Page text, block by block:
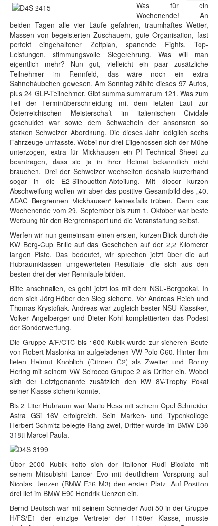
Was für ein
Wochenende! An
beiden Tagen alle vier Läufe gefahren, traumhaftes Wetter,
Massen von begeisterten Zuschauern, gute Organisation, fast
perfekt eingehaltener Zeitplan, spanende Fights, Top-
Leistungen, stimmungsvolle Siegerehrung. Was will man
eigentlich mehr? Nun gut, vielleicht ein paar zusätzliche
Teilnehmer im Rennfeld, das wäre noch ein extra
Sahnehäubchen gewesen. Am Sonntag zählte dieses 97 Autos,
plus 24 GLP-Teilnehmer. Gibt summa summarum 121. Was zum
Teil der Terminüberschneidung mit dem letzten Lauf zur
Österreichischen Meisterschaft im italienischen Cividale
geschuldet war sowie dem Schwächeln der ansonsten so
starken Schweizer Abordnung. Die dieses Jahr lediglich sechs
Fahrzeuge umfasste. Wobei nur drei Eilgenossen sich der Mühe
unterzogen, extra für Mickhausen ein Pf Technical Sheet zu
beantragen, dass sie ja in ihrer Heimat bekanntlich nicht
brauchen. Drei der Schweizer wechselten deshalb kurzerhand
sogar in die E2-Silhouetten-Abteilung. Mit dieser kurzen
Abschweifung wollen wir aber das positive Gesamtbild des „40.
ADAC Bergrennen Mickhausen“ keinesfalls trüben. Denn das
Wochenende vom 29. September bis zum 1. Oktober war beste
Werbung für den Bergrennsport und die Veranstaltung selbst.
Werfen wir nun gemeinsam einen ersten, kurzen Blick durch die
KW Berg-Cup Brille auf das Geschehen auf der 2,2 Kilometer
langen Piste. Das bedeutet, wir sprechen jetzt über die auf
Hubraumklassen umgewerteten Resultate, die sich aus den
besten drei der vier Rennläufe bilden.
Bitte anschnallen, es geht jetzt los mit dem NSU-Bergpokal. In
dem sich Jörg Höber den Sieg sicherte. Vor Andreas Reich und
Thomas Krystofiak. Andreas war zugleich bester NSU-Klassiker,
Volker Angelberger und Dieter Kohl komplettierten das Podest
der Sonderwertung.
Die Gruppe A/F/CTC bis 1600 Kubik wurde zur sicheren Beute
von Robert Maslonka im aufgeladenen VW Polo G60. Hinter ihm
liefen Helmut Knoblich (Citroen C2) als Zweiter und Ronny
Hering mit seinem VW Scirocco Gruppe 2 als Dritter ein. Wobei
sich der Letztgenannte zusätzlich den KW 8V-Trophy Pokal
seiner Klasse sichern konnte.
Bis 2 Liter Hubraum war Mario Hess mit seinem Opel Schneider
Astra GSi 16V erfolgreich. Sein Marken- und Typenkollege
Herbert Schmitz belegte Rang zwei, Dritter wurde im BMW E36
318ti Marcel Paula.
Über 2000 Kubik holte sich der Italiener Rudi Bicciato mit
seinem Mitsubishi Lancer Evo mit deutlichem Vorsprung auf
Nicolas Uenzen (BMW E36 M3) den ersten Platz. Auf Position
drei lief im BMW E90 Hendrik Uenzen ein.
Bernd Deutsch war mit seinem Schneider Audi 50 in der Gruppe
H/FS/E1 der einzige Vertreter der 1150er Klasse, musste